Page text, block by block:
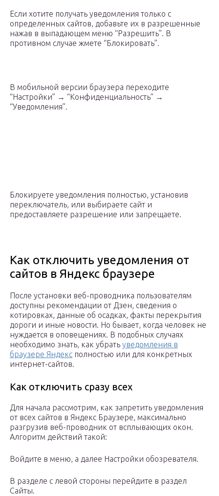
Если хотите получать уведомления только с
определенных сайтов, добавьте их в разрешенные
нажав в выпадающем меню “Разрешить”. В
противном случае жмете “Блокировать”.
В мобильной версии браузера переходите
“Настройки” → “Конфиденциальность” →
“Уведомления”.
Блокируете уведомления полностью, установив
переключатель, или выбираете сайт и
предоставляете разрешение или запрещаете.
Как отключить уведомления от
сайтов в Яндекс браузере
После установки веб-проводника пользователям
доступны рекомендации от Дзен, сведения о
котировках, данные об осадках, факты перекрытия
дороги и иные новости. Но бывает, когда человек не
нуждается в оповещениях. В подобных случаях
необходимо знать, как убрать уведомления в
браузере Яндекс полностью или для конкретных
интернет-сайтов.
Как отключить сразу всех
Для начала рассмотрим, как запретить уведомления
от всех сайтов в Яндекс Браузере, максимально
разгрузив веб-проводник от всплывающих окон.
Алгоритм действий такой:
Войдите в меню, а далее Настройки обозревателя.
В разделе с левой стороны перейдите в раздел
Сайты.